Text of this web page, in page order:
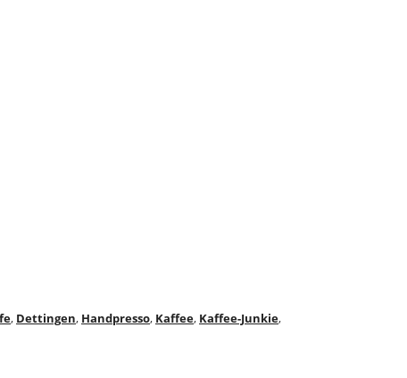
, Dettingen, Handpresso, Kaffee, Kaffee-Junkie,